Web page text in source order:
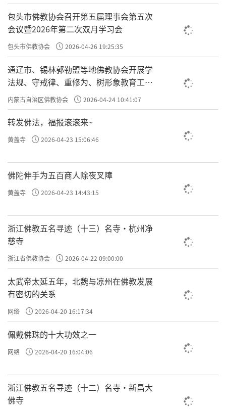
然而“几多云榭倚青冥，越焰烧来一片
平”，馆娃宫华美的殿廊楼榭最终被越人纵火
烧毁，幸存的只有琴台、吴王井、西施洞、玩
花池、玩月池、采香泾等不易磨灭的遗迹。园
其犬牙交错，没有人为的刻意，浑然天成间尽
显自然。
然，而又高于自然。老藤凌空，枯枝向苍天，
屈曲遒劲；新藤攀墙，嫩绿点朱阁，轻曼舒
卷。疏密间乔木孤种，灌木丛植，出墙稀疏几
枝，绕屋则葱茏一片。竹青倚粉墙，落红坠白
石，几蓬衰草拥丑石二三，小轩窗前闻菊，吴
王靠边听荷。谁知对于吴国的灭亡，究竟有几
分天意，又有几分人意？昔日的馆娃宫早已淹
没在历史的长河中，引后人探寻与追思......
包头市佛教协会召开第五届理事会第五次
会议暨2026年第二次双月学习会
包头市佛教协会 2026-04-26 19:25:35
通辽市、锡林郭勒盟等地佛教协会开展学
法规、守戒律、重修为、树形象教育工作
专题学习会
内蒙古自治区佛教协会 2026-04-24 10:41:07
转发佛法，福报滚滚来~
黄盖寺 2026-04-23 15:06:46
佛陀伸手为五百商人除夜叉障
黄盖寺 2026-04-23 14:43:15
浙江佛教五名寻迹（十三）名寺·杭州净
慈寺
浙江省佛教协会 2026-04-22 09:00:00
太武帝太延五年，北魏与凉州在佛教发展
有密切的关系
网络 2026-04-20 16:17:34
佩戴佛珠的十大功效之一
网络 2026-04-20 16:04:06
浙江佛教五名寻迹（十二）名寺·新昌大
佛寺